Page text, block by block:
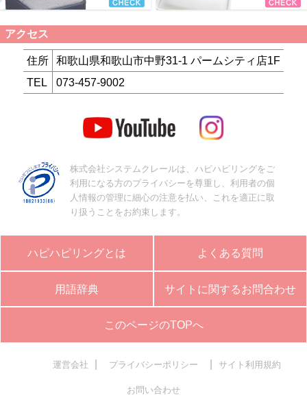
アクセス
住所
和歌山県和歌山市中野31-1 パームシティ店1F
TEL
073-457-9002
株式会社システムクレールは、ハピハピリングをご
利用になる方のプライバシーを尊重し、利用者の個
人情報の管理に細心の注意を払い、これを適正に取
り扱うことをお約束します。
ハピハピリングとは よくある質問
用語辞典 サイトに関するお問合わせ
このページのTOPへ
運営会社 プライバシーポリシー サイト利用規約
お問い合わせ